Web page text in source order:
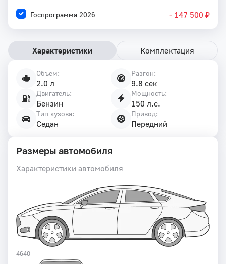
Госпрограмма 2026 - 147 500 ₽
Характеристики Комплектация
Объем:
2.0 л
Разгон:
9.8 сек
Двигатель:
Бензин
Мощность:
150 л.с.
Тип кузова:
Седан
Привод:
Передний
Размеры автомобиля
Характеристики автомобиля
4640